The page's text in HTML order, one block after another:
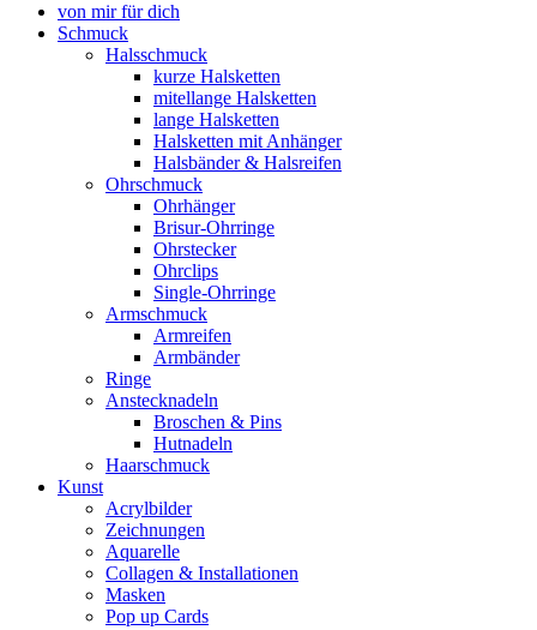
von mir für dich
Schmuck
Halsschmuck
kurze Halsketten
mitellange Halsketten
lange Halsketten
Halsketten mit Anhänger
Halsbänder & Halsreifen
Ohrschmuck
Ohrhänger
Brisur-Ohrringe
Ohrstecker
Ohrclips
Single-Ohrringe
Armschmuck
Armreifen
Armbänder
Ringe
Anstecknadeln
Broschen & Pins
Hutnadeln
Haarschmuck
Kunst
Acrylbilder
Zeichnungen
Aquarelle
Collagen & Installationen
Masken
Pop up Cards